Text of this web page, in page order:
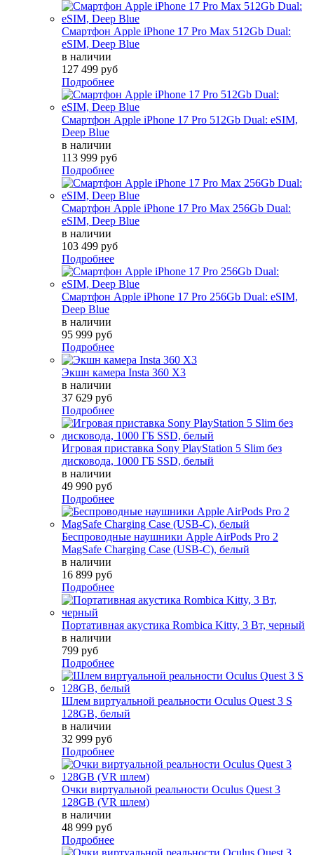
Смартфон Apple iPhone 17 Pro Max 512Gb Dual:
eSIM, Deep Blue
в наличии
127 499 руб
Подробнее
Смартфон Apple iPhone 17 Pro 512Gb Dual: eSIM,
Deep Blue
в наличии
113 999 руб
Подробнее
Смартфон Apple iPhone 17 Pro Max 256Gb Dual:
eSIM, Deep Blue
в наличии
103 499 руб
Подробнее
Смартфон Apple iPhone 17 Pro 256Gb Dual: eSIM,
Deep Blue
в наличии
95 999 руб
Подробнее
Экшн камера Insta 360 X3
в наличии
37 629 руб
Подробнее
Игровая приставка Sony PlayStation 5 Slim без
дисковода, 1000 ГБ SSD, белый
в наличии
49 990 руб
Подробнее
Беспроводные наушники Apple AirPods Pro 2
MagSafe Charging Case (USB-C), белый
в наличии
16 899 руб
Подробнее
Портативная акустика Rombica Kitty, 3 Вт, черный
в наличии
799 руб
Подробнее
Шлем виртуальной реальности Oculus Quest 3 S
128GB, белый
в наличии
32 999 руб
Подробнее
Очки виртуальной реальности Oculus Quest 3
128GB (VR шлем)
в наличии
48 999 руб
Подробнее